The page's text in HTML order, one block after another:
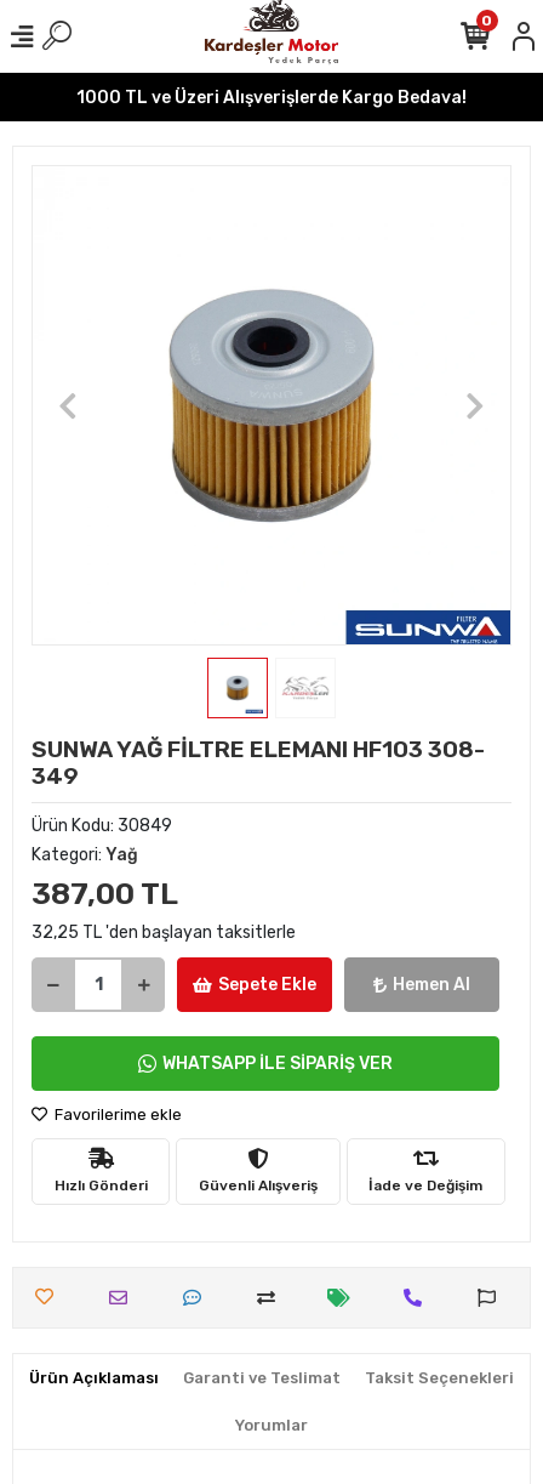
1000 TL ve Üzeri Alışverişlerde Kargo Bedava!
0
SUNWA YAĞ FİLTRE ELEMANI HF103 308-
349
Ürün Kodu: 30849
Kategori: Yağ
387,00 TL
32,25 TL 'den başlayan taksitlerle
Sepete Ekle Hemen Al
WHATSAPP İLE SİPARİŞ VER
Favorilerime ekle
Hızlı Gönderi Güvenli Alışveriş İade ve Değişim
Ürün Açıklaması Garanti ve Teslimat Taksit Seçenekleri
Yorumlar